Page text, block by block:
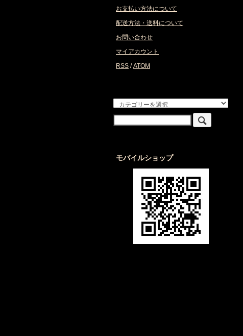
お支払い方法について
配送方法・送料について
お問い合わせ
マイアカウント
RSS /ATOM
モバイルショップ